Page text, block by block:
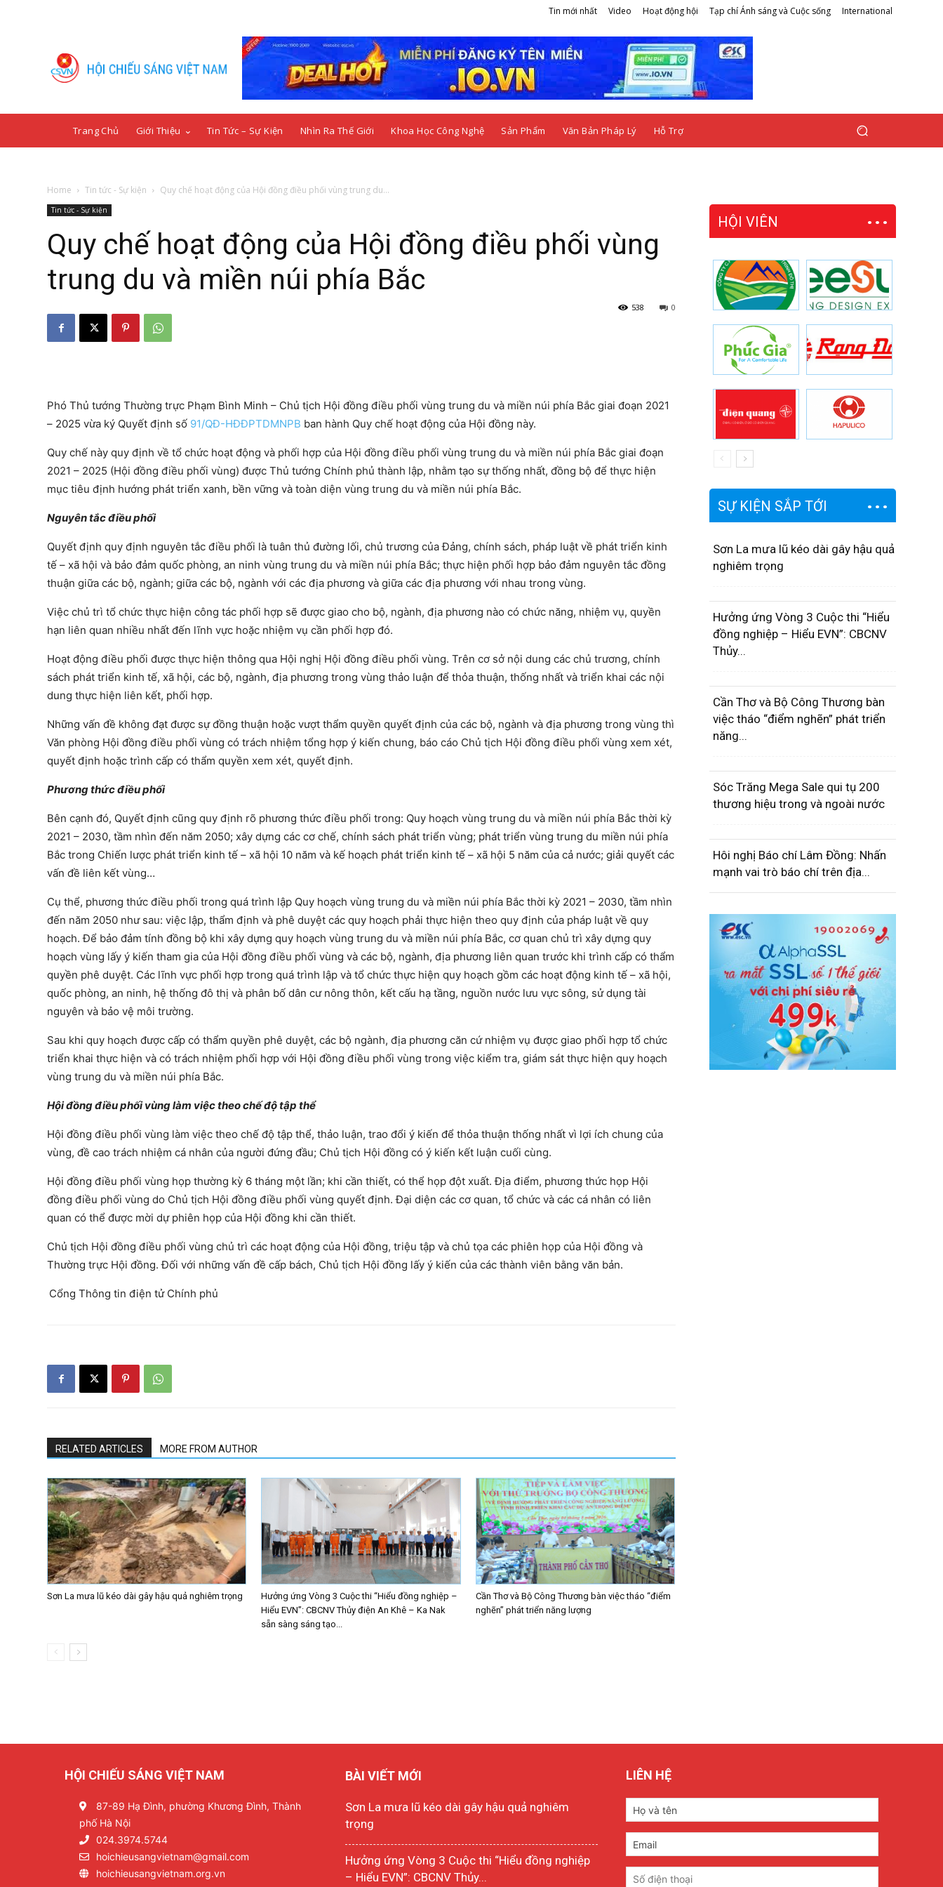
Tin mới nhất Video Hoạt động hội Tạp chí Ánh sáng và Cuộc sống International
Trang Chủ Giới Thiệu Tin Tức – Sự Kiện Nhìn Ra Thế Giới Khoa Học Công Nghệ Sản Phẩm Văn Bản Pháp Lý Hỗ Trợ
Home Tin tức - Sự kiện Quy chế hoạt động của Hội đồng điều phối vùng trung du...
Tin tức - Sự kiện
Quy chế hoạt động của Hội đồng điều phối vùng
trung du và miền núi phía Bắc
0
538
Phó Thủ tướng Thường trực Phạm Bình Minh – Chủ tịch Hội đồng điều phối vùng trung du và miền núi phía Bắc giai đoạn 2021
– 2025 vừa ký Quyết định số 91/QĐ-HĐĐPTDMNPB ban hành Quy chế hoạt động của Hội đồng này.
Quy chế này quy định về tổ chức hoạt động và phối hợp của Hội đồng điều phối vùng trung du và miền núi phía Bắc giai đoạn
2021 – 2025 (Hội đồng điều phối vùng) được Thủ tướng Chính phủ thành lập, nhằm tạo sự thống nhất, đồng bộ để thực hiện
mục tiêu định hướng phát triển xanh, bền vững và toàn diện vùng trung du và miền núi phía Bắc.
Nguyên tắc điều phối
Quyết định quy định nguyên tắc điều phối là tuân thủ đường lối, chủ trương của Đảng, chính sách, pháp luật về phát triển kinh
tế – xã hội và bảo đảm quốc phòng, an ninh vùng trung du và miền núi phía Bắc; thực hiện phối hợp bảo đảm nguyên tắc đồng
thuận giữa các bộ, ngành; giữa các bộ, ngành với các địa phương và giữa các địa phương với nhau trong vùng.
Việc chủ trì tổ chức thực hiện công tác phối hợp sẽ được giao cho bộ, ngành, địa phương nào có chức năng, nhiệm vụ, quyền
hạn liên quan nhiều nhất đến lĩnh vực hoặc nhiệm vụ cần phối hợp đó.
Hoạt động điều phối được thực hiện thông qua Hội nghị Hội đồng điều phối vùng. Trên cơ sở nội dung các chủ trương, chính
sách phát triển kinh tế, xã hội, các bộ, ngành, địa phương trong vùng thảo luận để thỏa thuận, thống nhất và triển khai các nội
dung thực hiện liên kết, phối hợp.
Những vấn đề không đạt được sự đồng thuận hoặc vượt thẩm quyền quyết định của các bộ, ngành và địa phương trong vùng thì
Văn phòng Hội đồng điều phối vùng có trách nhiệm tổng hợp ý kiến chung, báo cáo Chủ tịch Hội đồng điều phối vùng xem xét,
quyết định hoặc trình cấp có thẩm quyền xem xét, quyết định.
Phương thức điều phối
Bên cạnh đó, Quyết định cũng quy định rõ phương thức điều phối trong: Quy hoạch vùng trung du và miền núi phía Bắc thời kỳ
2021 – 2030, tầm nhìn đến năm 2050; xây dựng các cơ chế, chính sách phát triển vùng; phát triển vùng trung du miền núi phía
Bắc trong Chiến lược phát triển kinh tế – xã hội 10 năm và kế hoạch phát triển kinh tế – xã hội 5 năm của cả nước; giải quyết các
vấn đề liên kết vùng…
Cụ thể, phương thức điều phối trong quá trình lập Quy hoạch vùng trung du và miền núi phía Bắc thời kỳ 2021 – 2030, tầm nhìn
đến năm 2050 như sau: việc lập, thẩm định và phê duyệt các quy hoạch phải thực hiện theo quy định của pháp luật về quy
hoạch. Để bảo đảm tính đồng bộ khi xây dựng quy hoạch vùng trung du và miền núi phía Bắc, cơ quan chủ trì xây dựng quy
hoạch vùng lấy ý kiến tham gia của Hội đồng điều phối vùng và các bộ, ngành, địa phương liên quan trước khi trình cấp có thẩm
quyền phê duyệt. Các lĩnh vực phối hợp trong quá trình lập và tổ chức thực hiện quy hoạch gồm các hoạt động kinh tế – xã hội,
quốc phòng, an ninh, hệ thống đô thị và phân bố dân cư nông thôn, kết cấu hạ tầng, nguồn nước lưu vực sông, sử dụng tài
nguyên và bảo vệ môi trường.
Sau khi quy hoạch được cấp có thẩm quyền phê duyệt, các bộ ngành, địa phương căn cứ nhiệm vụ được giao phối hợp tổ chức
triển khai thực hiện và có trách nhiệm phối hợp với Hội đồng điều phối vùng trong việc kiểm tra, giám sát thực hiện quy hoạch
vùng trung du và miền núi phía Bắc.
Hội đồng điều phối vùng làm việc theo chế độ tập thể
Hội đồng điều phối vùng làm việc theo chế độ tập thể, thảo luận, trao đổi ý kiến để thỏa thuận thống nhất vì lợi ích chung của
vùng, đề cao trách nhiệm cá nhân của người đứng đầu; Chủ tịch Hội đồng có ý kiến kết luận cuối cùng.
Hội đồng điều phối vùng họp thường kỳ 6 tháng một lần; khi cần thiết, có thể họp đột xuất. Địa điểm, phương thức họp Hội
đồng điều phối vùng do Chủ tịch Hội đồng điều phối vùng quyết định. Đại diện các cơ quan, tổ chức và các cá nhân có liên
quan có thể được mời dự phiên họp của Hội đồng khi cần thiết.
Chủ tịch Hội đồng điều phối vùng chủ trì các hoạt động của Hội đồng, triệu tập và chủ tọa các phiên họp của Hội đồng và
Thường trực Hội đồng. Đối với những vấn đề cấp bách, Chủ tịch Hội đồng lấy ý kiến của các thành viên bằng văn bản.
Cổng Thông tin điện tử Chính phủ
RELATED ARTICLES MORE FROM AUTHOR
Sơn La mưa lũ kéo dài gây hậu quả nghiêm trọng
Hưởng ứng Vòng 3 Cuộc thi “Hiểu đồng nghiệp –
Hiểu EVN”: CBCNV Thủy điện An Khê – Ka Nak
sẵn sàng sáng tạo...
Cần Thơ và Bộ Công Thương bàn việc tháo “điểm
nghẽn” phát triển năng lượng
HỘI VIÊN
SỰ KIỆN SẮP TỚI
Sơn La mưa lũ kéo dài gây hậu quả
nghiêm trọng
Hưởng ứng Vòng 3 Cuộc thi “Hiểu
đồng nghiệp – Hiểu EVN”: CBCNV
Thủy...
Cần Thơ và Bộ Công Thương bàn
việc tháo “điểm nghẽn” phát triển
năng...
Sóc Trăng Mega Sale qui tụ 200
thương hiệu trong và ngoài nước
Hôi nghị Báo chí Lâm Đồng: Nhấn
mạnh vai trò báo chí trên địa...
HỘI CHIẾU SÁNG VIỆT NAM
87-89 Hạ Đình, phường Khương Đình, Thành
phố Hà Nội
024.3974.5744
hoichieusangvietnam@gmail.com
hoichieusangvietnam.org.vn
BÀI VIẾT MỚI
Sơn La mưa lũ kéo dài gây hậu quả nghiêm
trọng
Hưởng ứng Vòng 3 Cuộc thi “Hiểu đồng nghiệp
– Hiểu EVN”: CBCNV Thủy...
LIÊN HỆ